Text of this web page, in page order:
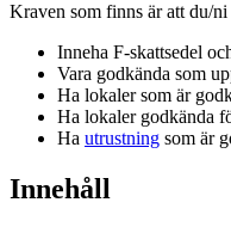
Kraven som finns är att du/ni
Inneha F-skattsedel
Vara godkända som
Ha lokaler som är
Ha lokaler godkända
Ha utrustning som är
Innehåll